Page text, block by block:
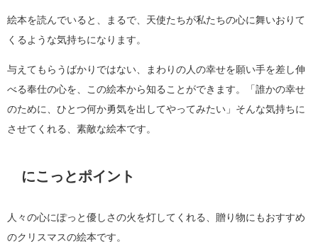
絵本を読んでいると、まるで、天使たちが私たちの心に舞いおりて
くるような気持ちになります。
与えてもらうばかりではない、まわりの人の幸せを願い手を差し伸
べる奉仕の心を、この絵本から知ることができます。「誰かの幸せ
のために、ひとつ何か勇気を出してやってみたい」そんな気持ちに
させてくれる、素敵な絵本です。
にこっとポイント
人々の心にぽっと優しさの火を灯してくれる、贈り物にもおすすめ
のクリスマスの絵本です。